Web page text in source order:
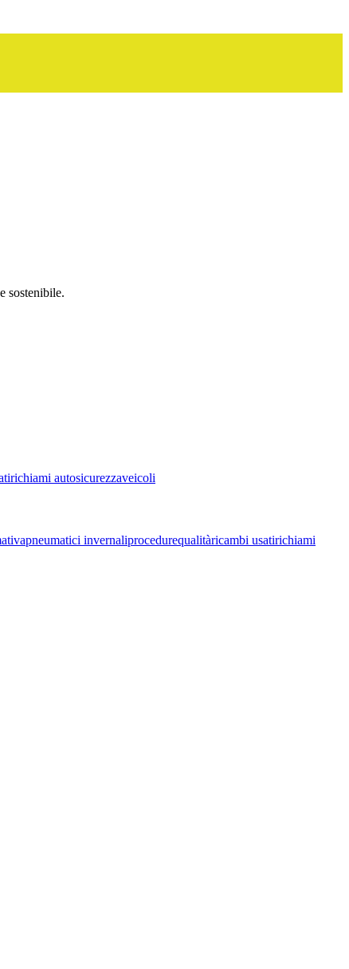
sostenibile.
richiami autosicurezzaveicoli
pneumatici invernaliprocedurequalitàricambi usatirichiami